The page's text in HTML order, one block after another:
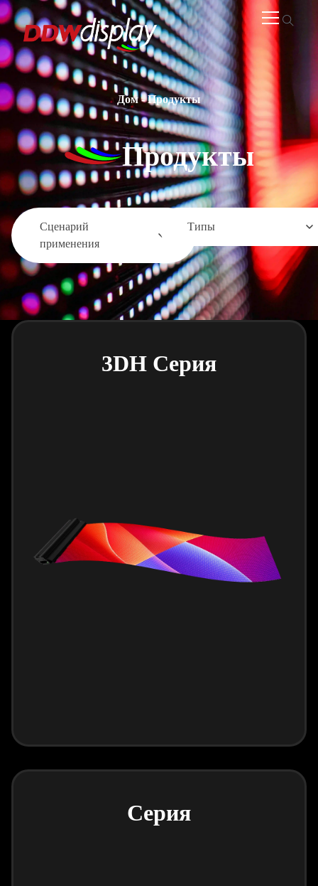
Дом-Продукты
Продукты
Сценарий
применения
Типы
3DH Серия
Серия